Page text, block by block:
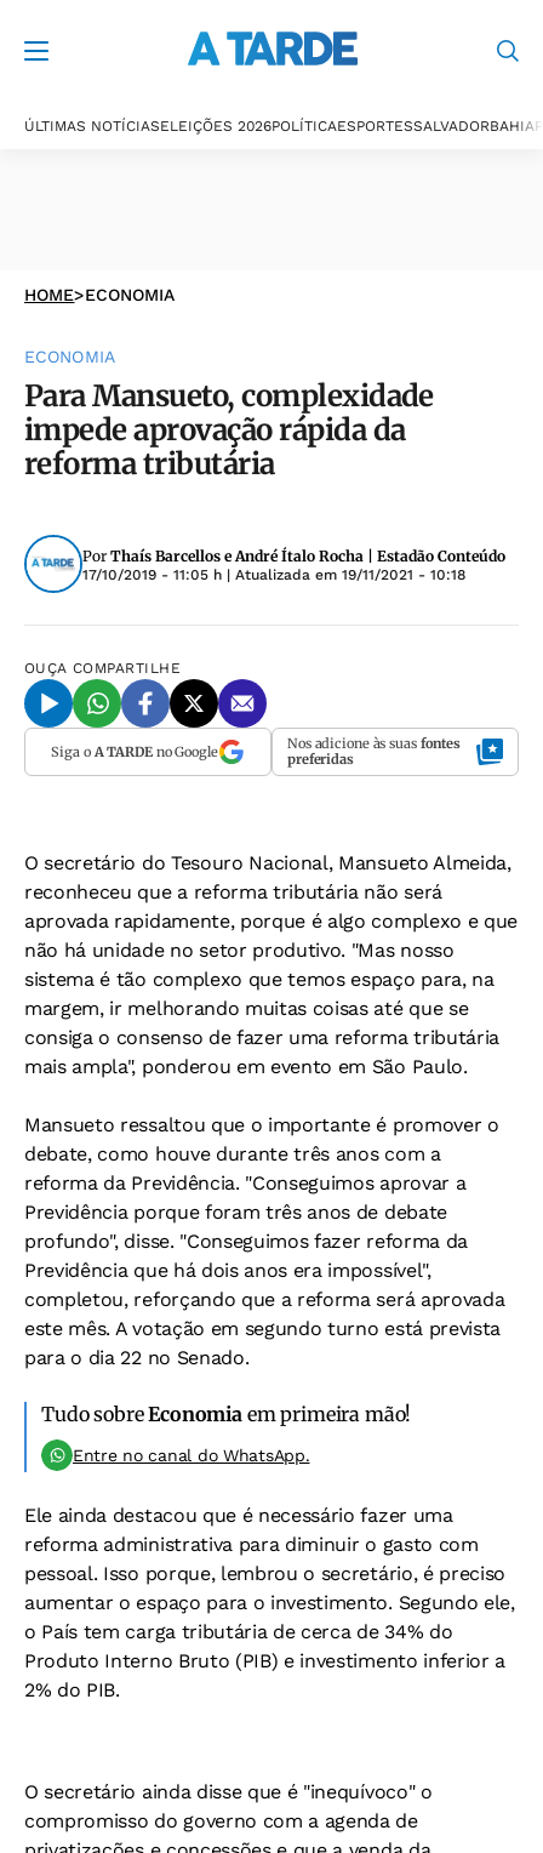
ÚLTIMAS NOTÍCIASELEIÇÕES 2026POLÍTICAESPORTESSALVADORBAHIA
HOME>ECONOMIA
ECONOMIA
Para Mansueto, complexidade
impede aprovação rápida da
reforma tributária
Por Thaís Barcellos e André Ítalo Rocha | Estadão Conteúdo
17/10/2019 - 11:05 h | Atualizada em 19/11/2021 - 10:18
OUÇA COMPARTILHE
Siga o A TARDEno Google Nos adicione às suas fontes
preferidas
O secretário do Tesouro Nacional, Mansueto Almeida,
reconheceu que a reforma tributária não será
aprovada rapidamente, porque é algo complexo e que
não há unidade no setor produtivo. "Mas nosso
sistema é tão complexo que temos espaço para, na
margem, ir melhorando muitas coisas até que se
consiga o consenso de fazer uma reforma tributária
mais ampla", ponderou em evento em São Paulo.
Mansueto ressaltou que o importante é promover o
debate, como houve durante três anos com a
reforma da Previdência. "Conseguimos aprovar a
Previdência porque foram três anos de debate
profundo", disse. "Conseguimos fazer reforma da
Previdência que há dois anos era impossível",
completou, reforçando que a reforma será aprovada
este mês. A votação em segundo turno está prevista
para o dia 22 no Senado.
Tudo sobreEconomiaem primeira mão!
Entre no canal do WhatsApp.
Ele ainda destacou que é necessário fazer uma
reforma administrativa para diminuir o gasto com
pessoal. Isso porque, lembrou o secretário, é preciso
aumentar o espaço para o investimento. Segundo ele,
o País tem carga tributária de cerca de 34% do
Produto Interno Bruto (PIB) e investimento inferior a
2% do PIB.
O secretário ainda disse que é "inequívoco" o
compromisso do governo com a agenda de